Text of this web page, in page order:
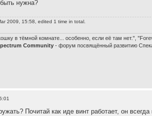
нужна?
2009, 15:58, edited 1 time in total.
в тёмной комнате... особенно, если её там нет.",
Community - форум посвящённый развитию
Почитай как иде винт работает, он